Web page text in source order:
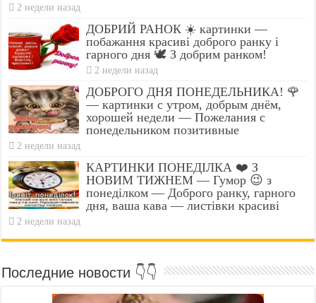
2 недели назад
ДОБРИЙ РАНОК ☀️ картинки —
побажання красиві доброго ранку і
гарного дня 🕊️ З добрим ранком!
2 недели назад
ДОБРОГО ДНЯ ПОНЕДЕЛЬНИКА! 🌹
— картинки с утром, добрым днём,
хорошей недели — Пожелания с
понедельником позитивные
2 недели назад
КАРТИНКИ ПОНЕДІЛКА ❤️ З
НОВИМ ТИЖНЕМ — Гумор 😉 з
понеділком — Доброго ранку, гарного
дня, ваша кава — листівки красиві
2 недели назад
Последние новости 👇👇